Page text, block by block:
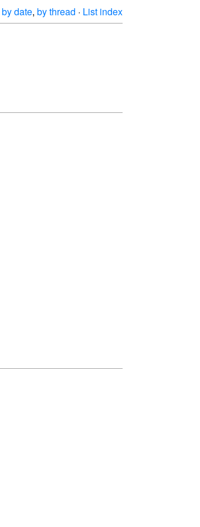
by date, by thread · List index